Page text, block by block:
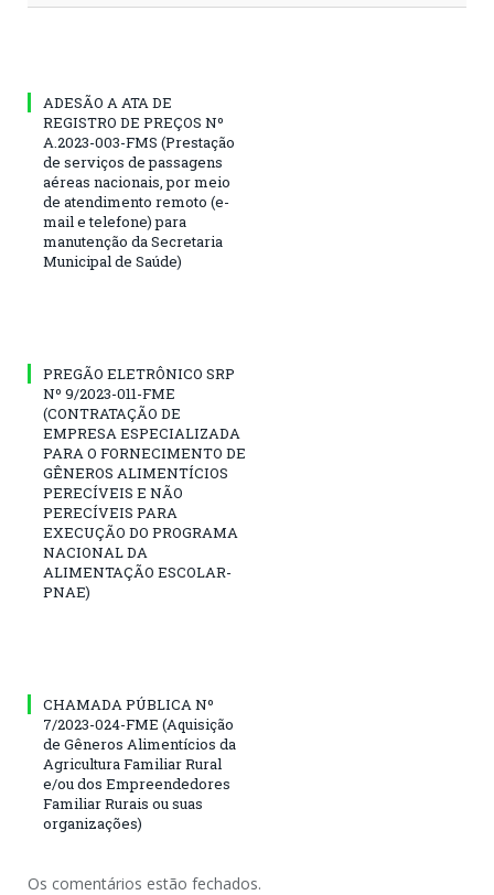
ADESÃO A ATA DE
REGISTRO DE PREÇOS Nº
A.2023-003-FMS (Prestação
de serviços de passagens
aéreas nacionais, por meio
de atendimento remoto (e-
mail e telefone) para
manutenção da Secretaria
Municipal de Saúde)
PREGÃO ELETRÔNICO SRP
Nº 9/2023-011-FME
(CONTRATAÇÃO DE
EMPRESA ESPECIALIZADA
PARA O FORNECIMENTO DE
GÊNEROS ALIMENTÍCIOS
PERECÍVEIS E NÃO
PERECÍVEIS PARA
EXECUÇÃO DO PROGRAMA
NACIONAL DA
ALIMENTAÇÃO ESCOLAR-
PNAE)
CHAMADA PÚBLICA Nº
7/2023-024-FME (Aquisição
de Gêneros Alimentícios da
Agricultura Familiar Rural
e/ou dos Empreendedores
Familiar Rurais ou suas
organizações)
Os comentários estão fechados.